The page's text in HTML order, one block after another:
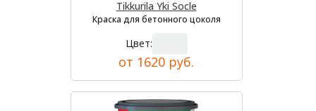
Tikkurila Yki Socle
Краска для бетонного цоколя
Цвет:
от 1620 руб.